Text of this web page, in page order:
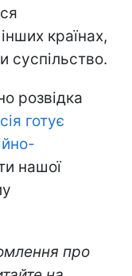
країнах,
суспільство.
розвідка
готує
нашої
про